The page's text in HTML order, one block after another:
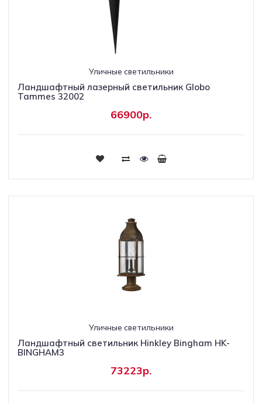
Уличные светильники
Ландшафтный лазерный светильник Globo
Tammes 32002
66900р.
Уличные светильники
Ландшафтный светильник Hinkley Bingham HK-
BINGHAM3
73223р.